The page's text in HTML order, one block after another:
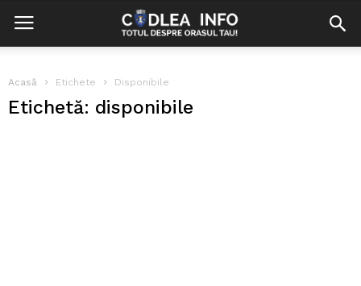
Acasă Etichete Disponibile
Etichetă: disponibile